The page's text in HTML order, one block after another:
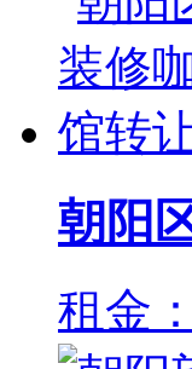
朝阳
租金：